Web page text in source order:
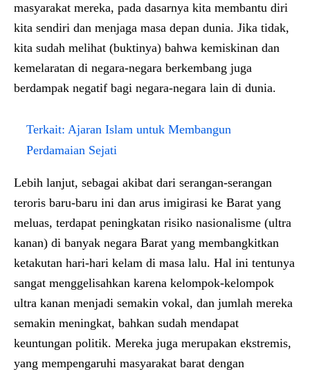
masyarakat mereka, pada dasarnya kita membantu diri
kita sendiri dan menjaga masa depan dunia. Jika tidak,
kita sudah melihat (buktinya) bahwa kemiskinan dan
kemelaratan di negara-negara berkembang juga
berdampak negatif bagi negara-negara lain di dunia.
Terkait: Ajaran Islam untuk Membangun
Perdamaian Sejati
Lebih lanjut, sebagai akibat dari serangan-serangan
teroris baru-baru ini dan arus imigirasi ke Barat yang
meluas, terdapat peningkatan risiko nasionalisme (ultra
kanan) di banyak negara Barat yang membangkitkan
ketakutan hari-hari kelam di masa lalu. Hal ini tentunya
sangat menggelisahkan karena kelompok-kelompok
ultra kanan menjadi semakin vokal, dan jumlah mereka
semakin meningkat, bahkan sudah mendapat
keuntungan politik. Mereka juga merupakan ekstremis,
yang mempengaruhi masyarakat barat dengan